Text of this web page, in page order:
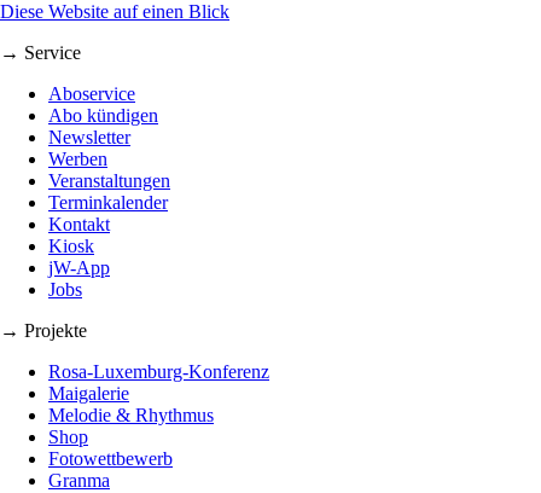
Diese Website auf einen Blick
→ Service
Aboservice
Abo kündigen
Newsletter
Werben
Veranstaltungen
Terminkalender
Kontakt
Kiosk
jW-App
Jobs
→ Projekte
Rosa-Luxemburg-Konferenz
Maigalerie
Melodie & Rhythmus
Shop
Fotowettbewerb
Granma